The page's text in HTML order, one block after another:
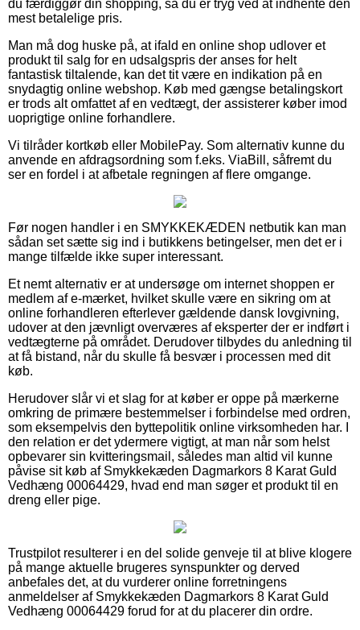
du færdiggør din shopping, så du er tryg ved at indhente den
mest betalelige pris.
Man må dog huske på, at ifald en online shop udlover et
produkt til salg for en udsalgspris der anses for helt
fantastisk tiltalende, kan det tit være en indikation på en
snydagtig online webshop. Køb med gængse betalingskort
er trods alt omfattet af en vedtægt, der assisterer køber imod
uoprigtige online forhandlere.
Vi tilråder kortkøb eller MobilePay. Som alternativ kunne du
anvende en afdragsordning som f.eks. ViaBill, såfremt du
ser en fordel i at afbetale regningen af flere omgange.
Før nogen handler i en SMYKKEKÆDEN netbutik kan man
sådan set sætte sig ind i butikkens betingelser, men det er i
mange tilfælde ikke super interessant.
Et nemt alternativ er at undersøge om internet shoppen er
medlem af e-mærket, hvilket skulle være en sikring om at
online forhandleren efterlever gældende dansk lovgivning,
udover at den jævnligt overværes af eksperter der er indført i
vedtægterne på området. Derudover tilbydes du anledning til
at få bistand, når du skulle få besvær i processen med dit
køb.
Herudover slår vi et slag for at køber er oppe på mærkerne
omkring de primære bestemmelser i forbindelse med ordren,
som eksempelvis den byttepolitik online virksomheden har. I
den relation er det ydermere vigtigt, at man når som helst
opbevarer sin kvitteringsmail, således man altid vil kunne
påvise sit køb af Smykkekæden Dagmarkors 8 Karat Guld
Vedhæng 00064429, hvad end man søger et produkt til en
dreng eller pige.
Trustpilot resulterer i en del solide genveje til at blive klogere
på mange aktuelle brugeres synspunkter og derved
anbefales det, at du vurderer online forretningens
anmeldelser af Smykkekæden Dagmarkors 8 Karat Guld
Vedhæng 00064429 forud for at du placerer din ordre.